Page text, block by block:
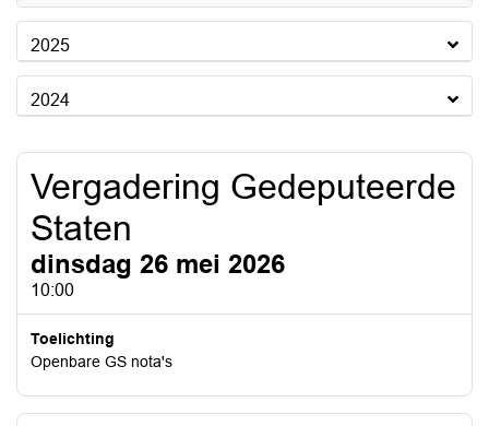
2025
2024
Vergadering Gedeputeerde
Staten
dinsdag 26 mei 2026
10:00
Toelichting
Openbare GS nota's